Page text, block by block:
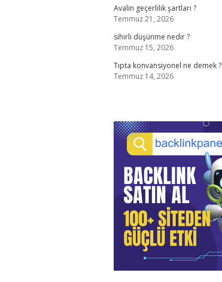
Avalin geçerlilik şartları ?
Temmuz 21, 2026
sihirli düşünme nedir ?
Temmuz 15, 2026
Tıpta konvansiyonel ne demek ?
Temmuz 14, 2026